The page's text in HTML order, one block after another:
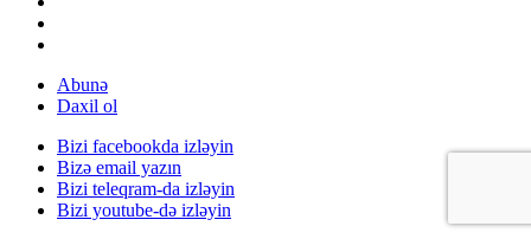
Abunə
Daxil ol
Bizi facebookda izləyin
Bizə email yazın
Bizi teleqram-da izləyin
Bizi youtube-də izləyin